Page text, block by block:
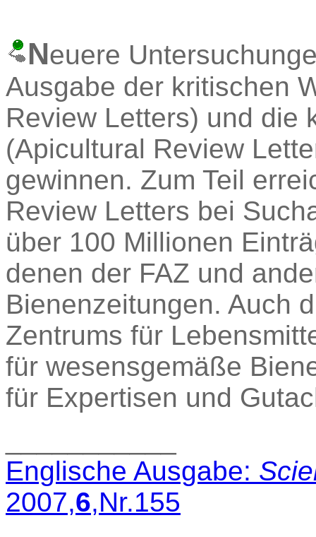
Neuere
Ausgabe der kritischen
Review Letters) und die
(Apicultural Review
gewinnen. Zum Teil
Review Letters bei
über 100 Millionen
denen der FAZ und
Bienenzeitungen. Auch
Zentrums für
für wesensgemäße
für Expertisen und
Englische Ausgabe:
2007,6,Nr.155